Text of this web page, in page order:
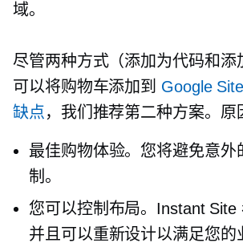
域。
尽管两种方式（添加为代码和添
可以将购物车添加到 Google
缺点，我们推荐第二种方案。原
最佳购物体验。您将避免意外
制。
您可以控制布局。Instant Site
并且可以重新设计以满足您的